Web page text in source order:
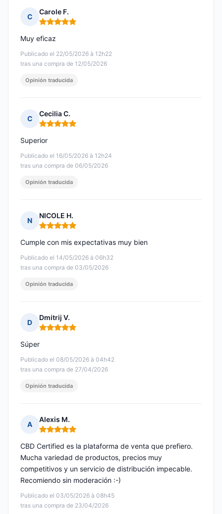
C
Carole F.
Nota: 5 de 5
Publicado el 22/05/2026 à 12h22
tras una compra de 12/05/2026
Muy eficaz
Opinión traducida
C
Cecilia C.
Nota: 5 de 5
Publicado el 16/05/2026 à 12h24
tras una compra de 06/05/2026
Superior
Opinión traducida
N
NICOLE H.
Nota: 5 de 5
Publicado el 14/05/2026 à 06h32
tras una compra de 03/05/2026
Cumple con mis expectativas muy bien
Opinión traducida
D
Dmitrij V.
Nota: 5 de 5
Publicado el 08/05/2026 à 04h42
tras una compra de 27/04/2026
Súper
Opinión traducida
A
Alexis M.
Nota: 5 de 5
Publicado el 03/05/2026 à 08h45
tras una compra de 23/04/2026
CBD Certified es la plataforma de venta que prefiero.
Mucha variedad de productos, precios muy
competitivos y un servicio de distribución impecable.
Recomiendo sin moderación :-)